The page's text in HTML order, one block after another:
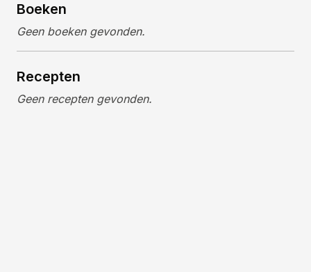
Boeken
Geen boeken gevonden.
Recepten
Geen recepten gevonden.